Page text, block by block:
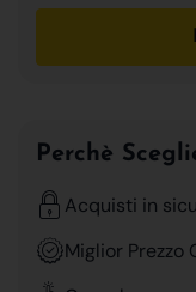
Perchè
Acquisti in
Miglior Prezzo